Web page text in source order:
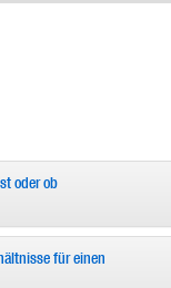
oder ob
für einen